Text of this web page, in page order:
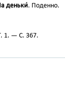
деньки́. Поденно.
1. — С. 367.